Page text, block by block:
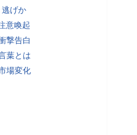
げか
意喚起
撃告白
葉とは
場変化